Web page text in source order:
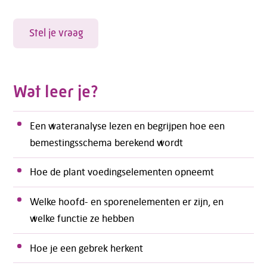
Stel je vraag
Wat leer je?
Een wateranalyse lezen en begrijpen hoe een
bemestingsschema berekend wordt
Hoe de plant voedingselementen opneemt
Welke hoofd- en sporenelementen er zijn, en
welke functie ze hebben
Hoe je een gebrek herkent